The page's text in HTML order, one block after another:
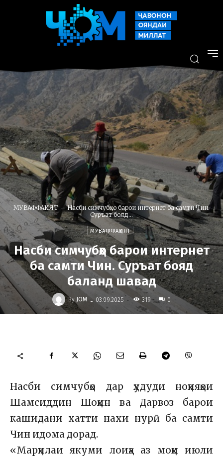
МУВАФФАҚИЯТ
Насби симчубҳо барои интернет ба самти Чин.
Суръат бояд...
МУВАФФАҚИЯТ
Насби симчубҳо барои интернет
ба самти Чин. Суръат бояд
баланд шавад
By JOM - 03.09.2025 319 0
Насби симчубҳо дар ҳудуди ноҳияҳои
Шамсиддин Шоҳин ва Дарвоз барои
кашидани хатти нахи нурӣ ба самти
Чин идома дорад.
«Марҳилаи якуми лоиҳа аз моҳи июли